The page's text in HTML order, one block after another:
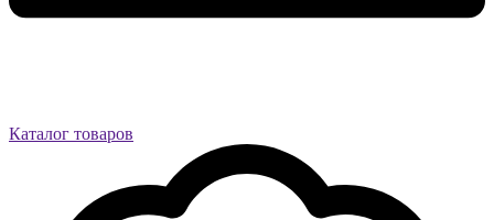
Каталог товаров